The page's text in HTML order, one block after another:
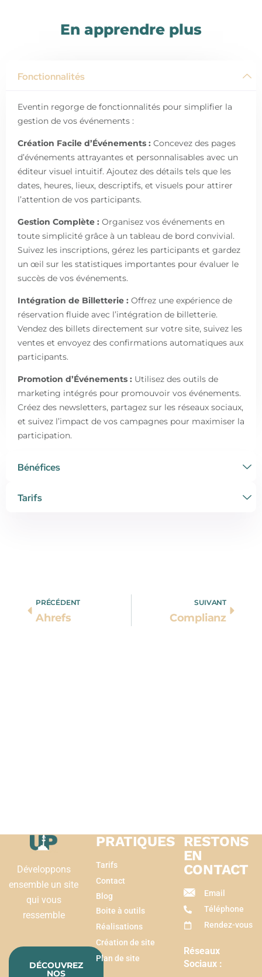
En apprendre plus
Fonctionnalités
Eventin regorge de fonctionnalités pour simplifier la
gestion de vos événements :
Création Facile d’Événements : Concevez des pages
d’événements attrayantes et personnalisables avec un
éditeur visuel intuitif. Ajoutez des détails tels que les
dates, heures, lieux, descriptifs, et visuels pour attirer
l’attention de vos participants.
Gestion Complète : Organisez vos événements en
toute simplicité grâce à un tableau de bord convivial.
Suivez les inscriptions, gérez les participants et gardez
un œil sur les statistiques importantes pour évaluer le
succès de vos événements.
Intégration de Billetterie : Offrez une expérience de
réservation fluide avec l’intégration de billetterie.
Vendez des billets directement sur votre site, suivez les
ventes et envoyez des confirmations automatiques aux
participants.
Promotion d’Événements : Utilisez des outils de
marketing intégrés pour promouvoir vos événements.
Créez des newsletters, partagez sur les réseaux sociaux,
et suivez l’impact de vos campagnes pour maximiser la
participation.
Bénéfices
Tarifs
PRÉCÉDENT
Ahrefs
SUIVANT
Complianz
Développons
ensemble un site
qui vous
ressemble
DÉCOUVREZ
NOS
PRATIQUES
Tarifs
Contact
Blog
Boite à outils
Réalisations
Création de site
Plan de site
RESTONS
EN
CONTACT
Email
Téléphone
Rendez-vous
Réseaux
Sociaux :